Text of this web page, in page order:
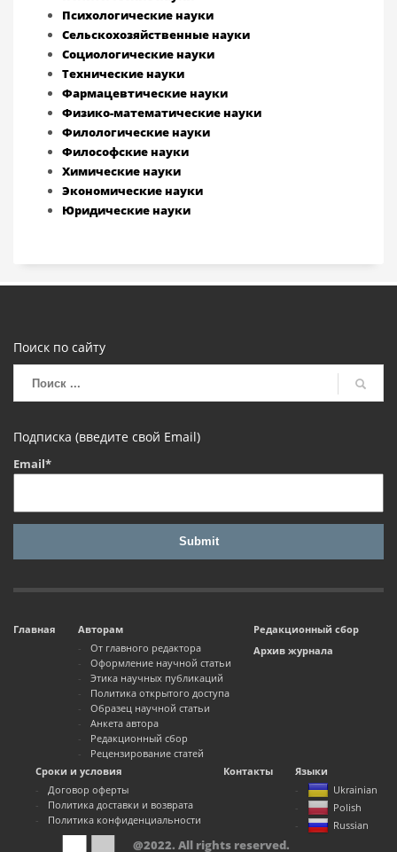
Психологические науки
Сельскохозяйственные науки
Социологические науки
Технические науки
Фармацевтические науки
Физико-математические науки
Филологические науки
Философские науки
Химические науки
Экономические науки
Юридические науки
Поиск по сайту
Подписка (введите свой Email)
Email*
Главная
Авторам
От главного редактора
Оформление научной статьи
Этика научных публикаций
Политика открытого доступа
Образец научной статьи
Анкета автора
Редакционный сбор
Рецензирование статей
Редакционный сбор
Архив журнала
Сроки и условия
Договор оферты
Политика доставки и возврата
Политика конфиденциальности
Контакты
Языки
Ukrainian
Polish
Russian
@2022. All rights reserved.